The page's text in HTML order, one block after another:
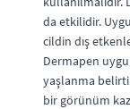
da etkilidir.
cildin dış
Dermapen
yaşlanma
bir görünüm